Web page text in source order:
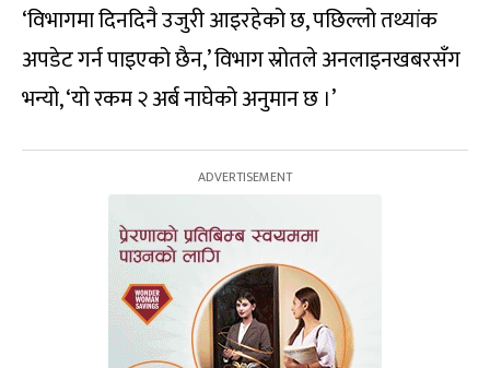
‘विभागमा दिनदिनै उजुरी आइरहेको छ, पछिल्लो तथ्यांक
अपडेट गर्न पाइएको छैन,’ विभाग स्रोतले अनलाइनखबरसँग
भन्यो, ‘यो रकम २ अर्ब नाघेको अनुमान छ ।’